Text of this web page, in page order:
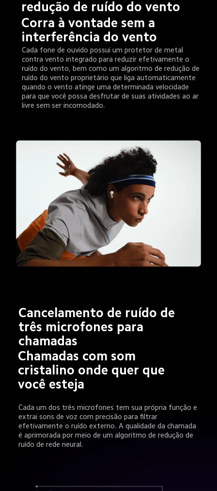
redução de ruído do vento
Corra à vontade sem a
interferência do vento
Cada fone de ouvido possui um protetor de metal
contra vento integrado para reduzir efetivamente o
ruído do vento, bem como um algoritmo de redução de
ruído do vento proprietário que liga automaticamente
quando o vento atinge uma determinada velocidade
para que você possa desfrutar de suas atividades ao ar
livre sem ser incomodado.
Cancelamento de ruído de
três microfones para
chamadas
Chamadas com som
cristalino onde quer que
você esteja
Cada um dos três microfones tem sua própria função e
extrai sons de voz com precisão para filtrar
efetivamente o ruído externo. A qualidade da chamada
é aprimorada por meio de um algoritmo de redução de
ruído de rede neural.